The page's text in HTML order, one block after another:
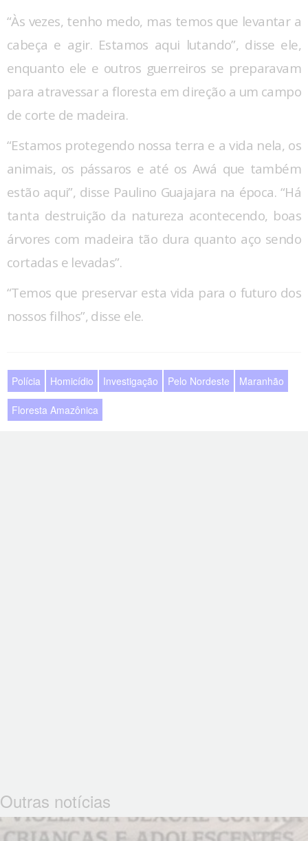
“Às vezes, tenho medo, mas temos que levantar a
cabeça e agir. Estamos aqui lutando”, disse ele,
enquanto ele e outros guerreiros se preparavam
para atravessar a floresta em direção a um campo
de corte de madeira.
“Estamos protegendo nossa terra e a vida nela, os
animais, os pássaros e até os Awá que também
estão aqui”, disse Paulino Guajajara na época. “Há
tanta destruição da natureza acontecendo, boas
árvores com madeira tão dura quanto aço sendo
cortadas e levadas”.
“Temos que preservar esta vida para o futuro dos
nossos filhos”, disse ele.
Polícia Homicídio Investigação Pelo Nordeste Maranhão
Floresta Amazônica
Outras notícias